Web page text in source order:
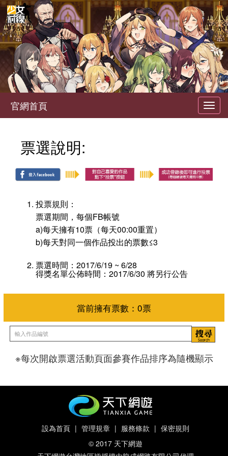
官網首頁
票選說明:
投票規則：
票選期間，每個FB帳號
a)每天擁有10票（每天00:00重置）
b)每天對同一個作品投出的票數≤3
票選時間：2017/6/19 ~ 6/28
得獎名單公佈時間：2017/6/30 將另行公告
當前擁有票數：
※每次開啟票選活動頁面參賽作品排序為隨機顯示
設為首頁 | 管理規章 | 服務條款 | 保密規則
© 2017 天下網遊